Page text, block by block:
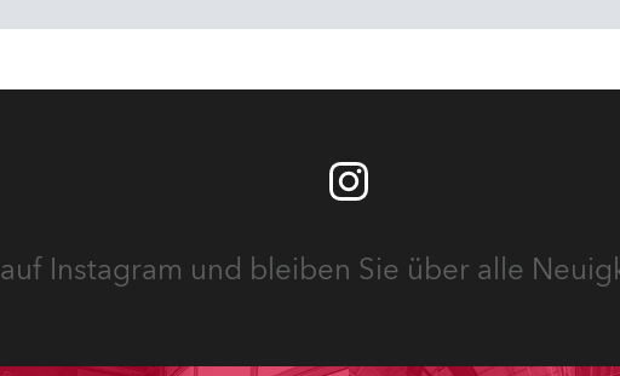
auf Instagram und bleiben Sie über alle